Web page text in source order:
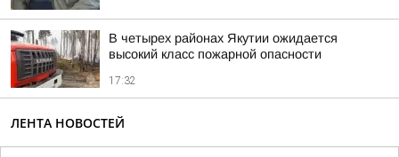
В четырех районах Якутии ожидается
высокий класс пожарной опасности
17:32
ЛЕНТА НОВОСТЕЙ